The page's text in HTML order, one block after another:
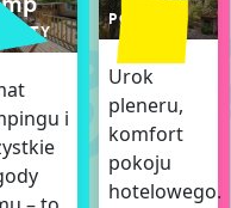
i
POKÓJ
Urok
pleneru,
komfort
pokoju
hotelowego.